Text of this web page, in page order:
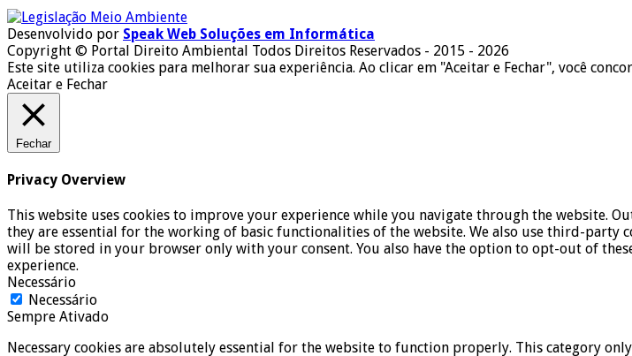
Desenvolvido por Speak Web Soluções em Informática
Copyright © Portal Direito Ambiental Todos Direitos Reservados - 2015 - 2026
Este site utiliza cookies para melhorar sua experiência. Ao clicar em "Aceitar e Fechar", você
Aceitar e Fechar
Fechar
Privacy Overview
This website uses cookies to improve your experience while you navigate through the website.
they are essential for the working of basic functionalities of the website. We also use third-party
will be stored in your browser only with your consent. You also have the option to opt-out of
experience.
Necessário
Necessário
Sempre Ativado
Necessary cookies are absolutely essential for the website to function properly. This category